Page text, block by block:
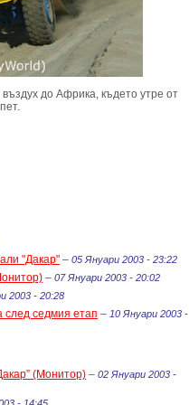
до Африка, където утре от
"Дакар" – 05 Януари 2003 - 23:22
– 07 Януари 2003 - 20:02
2003 - 20:28
след седмия етап – 10 Януари 2003 -
(Монитор) – 02 Януари 2003 -